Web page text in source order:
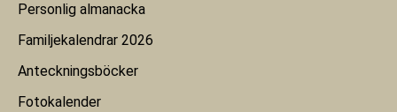
Personlig almanacka
Familjekalendrar 2026
Anteckningsböcker
Fotokalender